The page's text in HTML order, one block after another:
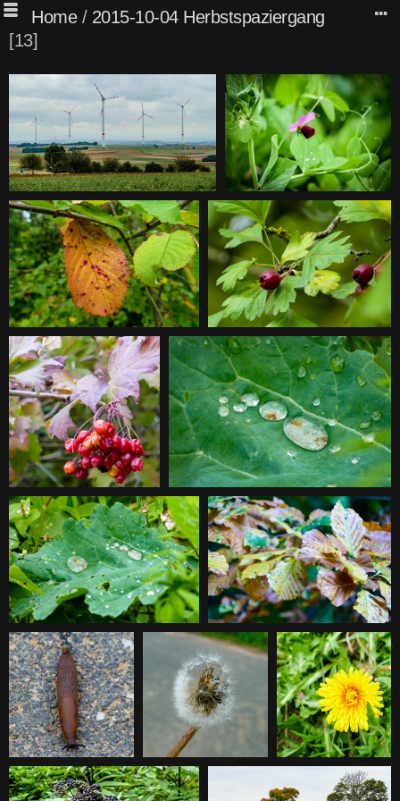
Home/ 2015-10-04 Herbstspaziergang
13
Herbstspaziergang Herbstspaziergang
Herbstspaziergang Herbstspaziergang
Herbstspaziergang Herbstspaziergang
Herbstspaziergang Herbstspaziergang
Herbstspaziergang 20151004170740 Herbstspaziergang